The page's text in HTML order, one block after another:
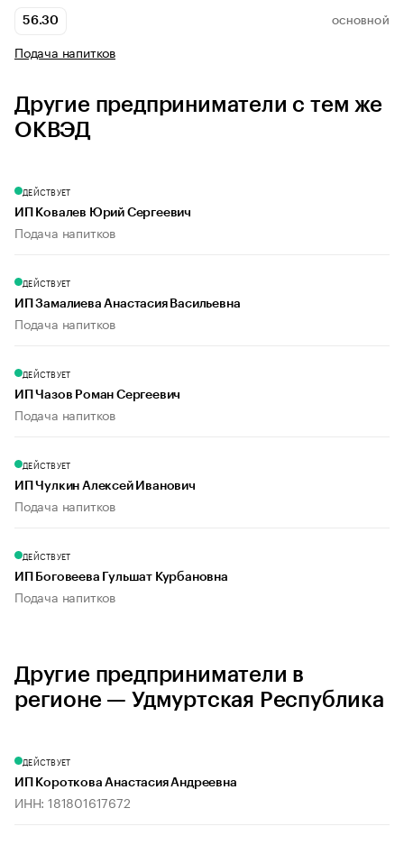
56.30 ОСНОВНОЙ
Подача напитков
Другие предприниматели с тем же
ОКВЭД
ДЕЙСТВУЕТ
ИП Ковалев Юрий Сергеевич
Подача напитков
ДЕЙСТВУЕТ
ИП Замалиева Анастасия Васильевна
Подача напитков
ДЕЙСТВУЕТ
ИП Чазов Роман Сергеевич
Подача напитков
ДЕЙСТВУЕТ
ИП Чулкин Алексей Иванович
Подача напитков
ДЕЙСТВУЕТ
ИП Боговеева Гульшат Курбановна
Подача напитков
Другие предприниматели в
регионе — Удмуртская Республика
ДЕЙСТВУЕТ
ИП Короткова Анастасия Андреевна
ИНН: 181801617672